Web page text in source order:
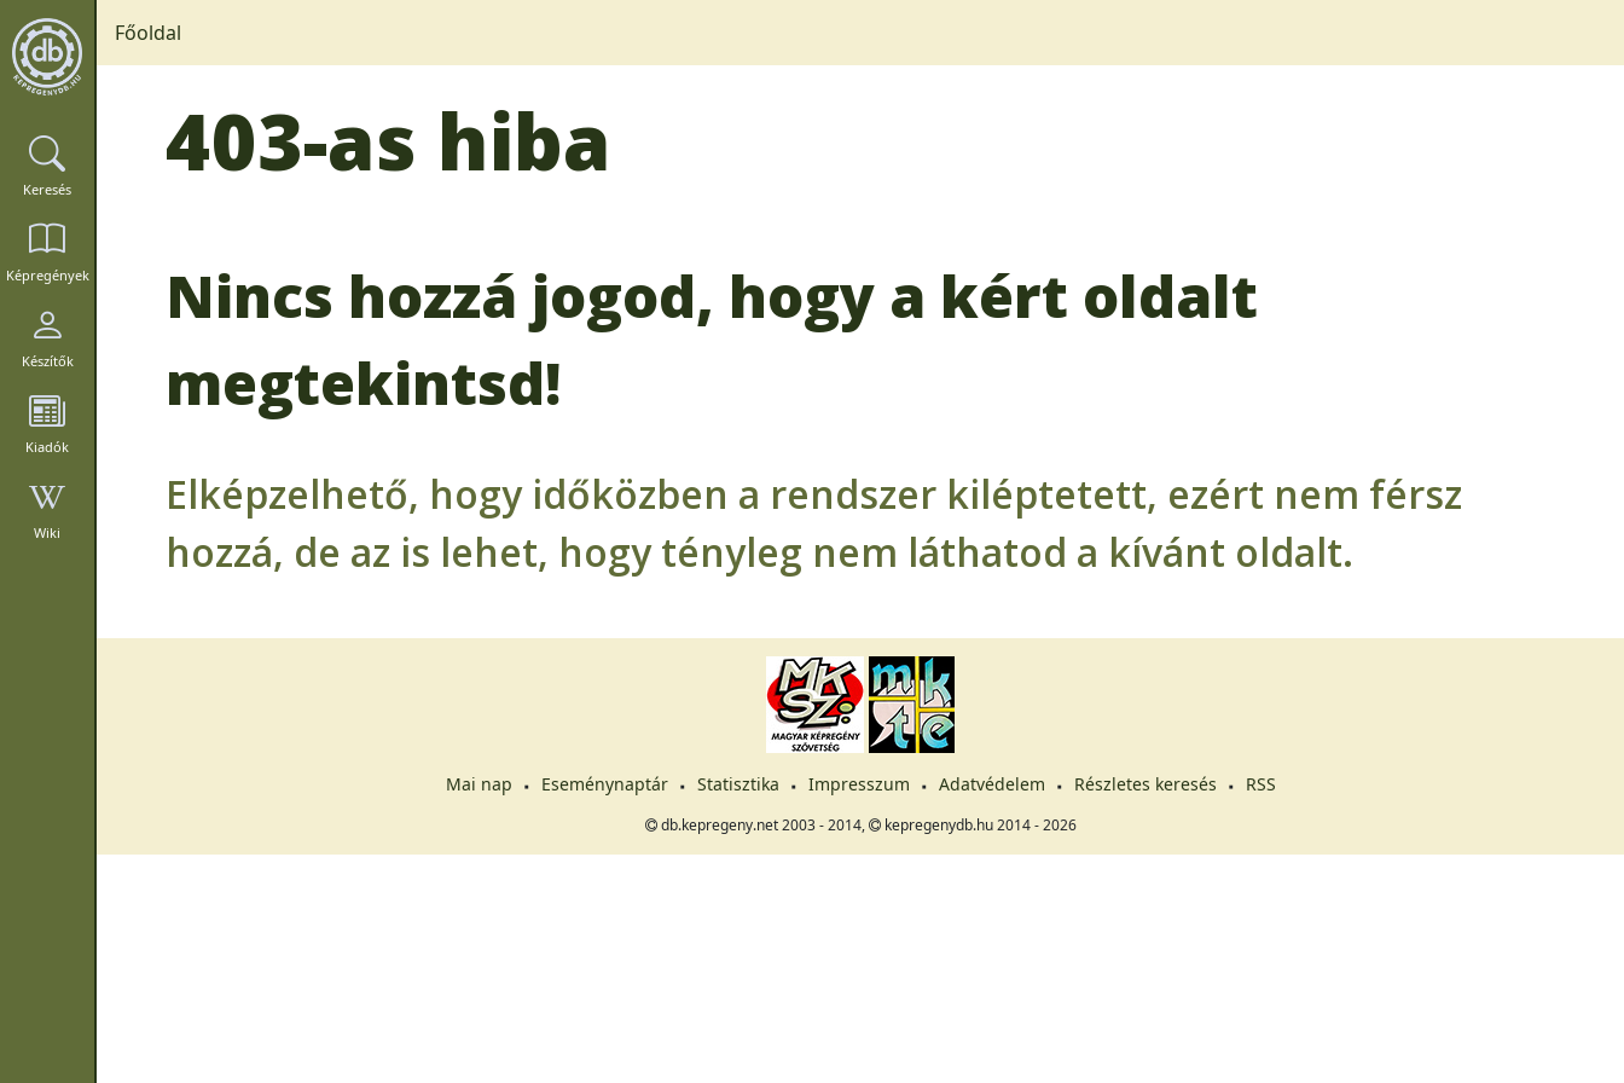
Keresés
Képregények
Készítők
Kiadók
Wiki
Főoldal
403-as hiba
Nincs hozzá jogod, hogy a kért oldalt
megtekintsd!
Elképzelhető, hogy időközben a rendszer kiléptetett, ezért nem férsz
hozzá, de az is lehet, hogy tényleg nem láthatod a kívánt oldalt.
Mai nap Eseménynaptár Statisztika Impresszum Adatvédelem Részletes keresés RSS
db.kepregeny.net 2003 - 2014, kepregenydb.hu 2014 - 2026